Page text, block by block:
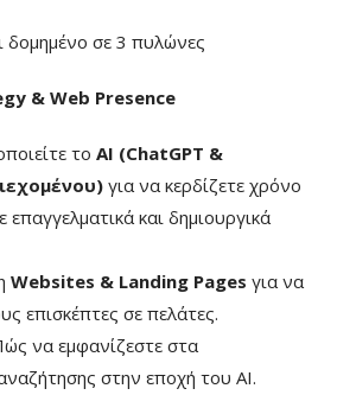
δομημένο σε 3 πυλώνες
& Web Presence
το AI (ChatGPT &
για να κερδίζετε χρόνο
επαγγελματικά και δημιουργικά
Websites & Landing Pages για να
επισκέπτες σε πελάτες.
να εμφανίζεστε στα
στην εποχή του AI.